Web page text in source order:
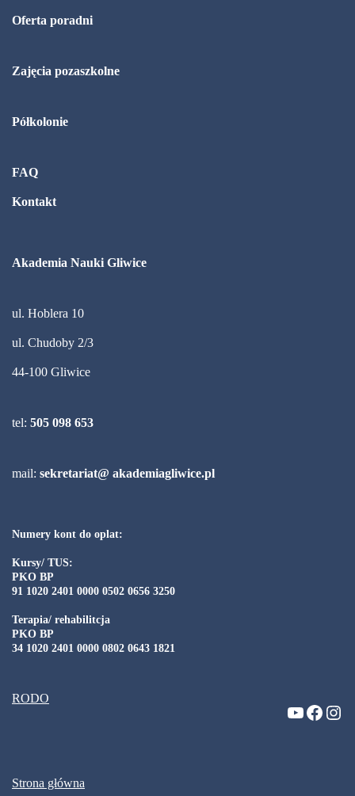
Oferta poradni
Zajęcia pozaszkolne
Półkolonie
FAQ
Kontakt
Akademia Nauki Gliwice
ul. Hoblera 10
ul. Chudoby 2/3
44-100 Gliwice
tel: 505 098 653
mail: sekretariat@ akademiagliwice.pl
Numery kont do oplat:
Kursy/ TUS:
PKO BP
91 1020 2401 0000 0502 0656 3250
Terapia/ rehabilitcja
PKO BP
34 1020 2401 0000 0802 0643 1821
RODO
Strona główna